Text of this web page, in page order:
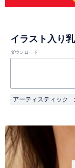
イラスト入り
ダウンロード
アーティスティック